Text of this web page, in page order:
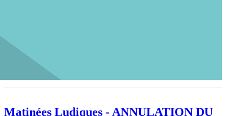
Matinées Ludiques - ANNULATION DU